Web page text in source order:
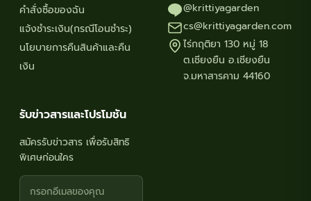
คำสั่งซื้อของฉัน
แจ้งชำระเงิน(กรณีโอนชำระ)
นโยบายการคืนสินค้าและคืน
เงิน
@krittiyagarden
cs@krittiyagarden.com
ไร่กฤติยา 130 หมู่ 18
ต.เชียงยืน อ.เชียงยืน
จ.มหาสารคาม 44160
รับข่าวสารและโปรโมชัน
สมัครรับข่าวสาร เพื่อรับสิทธิ
พิเศษก่อนใคร